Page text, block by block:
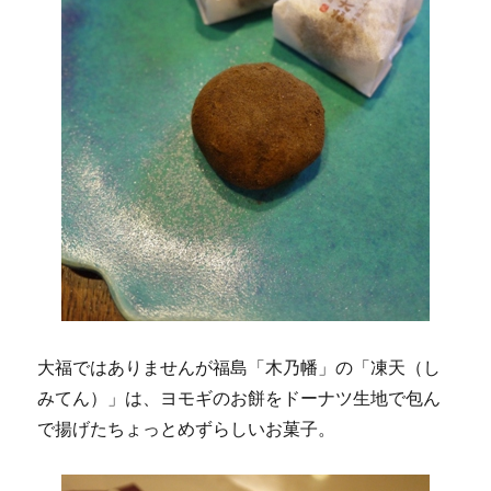
大福ではありませんが福島「木乃幡」の「凍天（し
みてん）」は、ヨモギのお餅をドーナツ生地で包ん
で揚げたちょっとめずらしいお菓子。